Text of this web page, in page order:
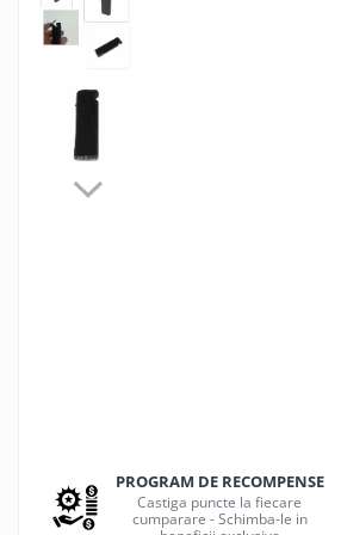
Jocuri de masa
Machiaj temporar si efecte speciale
Articole pentru creatori de
continut
Hub-uri si adaptoare Editare &
Munca mobila
Fashion Items
Gamepad
PROGRAM DE RECOMPENSE
Castiga puncte la fiecare
cumparare - Schimba-le in